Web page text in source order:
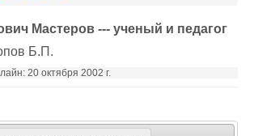
Мастеров --- ученый и педагог
Б.П.
20 октября 2002 г.